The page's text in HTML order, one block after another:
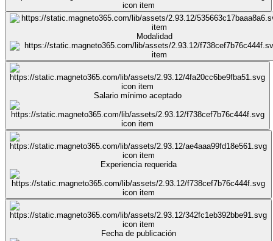
Modalidad
Salario mínimo aceptado
Experiencia requerida
Fecha de publicación